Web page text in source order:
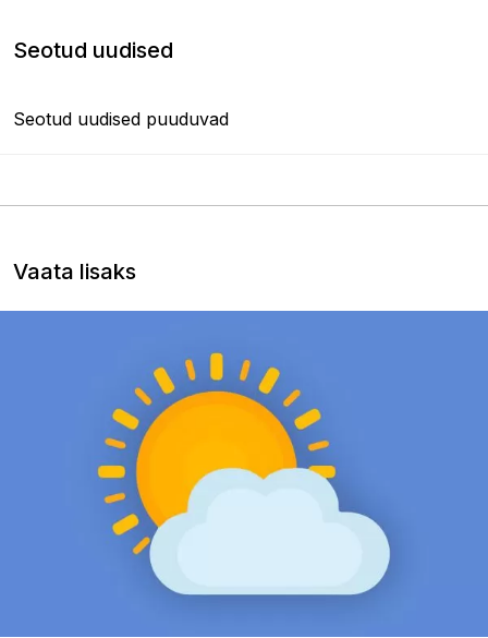
Seotud uudised
Seotud uudised puuduvad
Vaata lisaks